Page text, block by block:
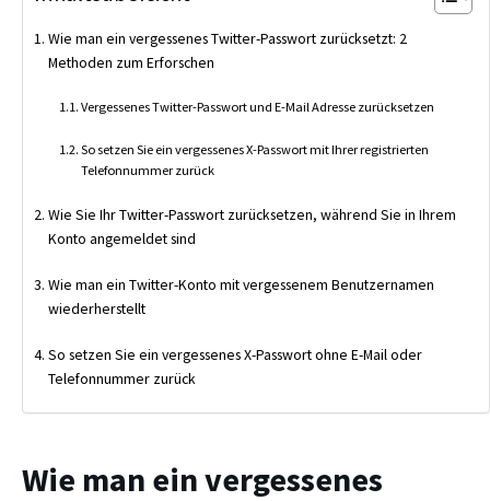
Wie man ein vergessenes Twitter-Passwort zurücksetzt: 2
Methoden zum Erforschen
Vergessenes Twitter-Passwort und E-Mail Adresse zurücksetzen
So setzen Sie ein vergessenes X-Passwort mit Ihrer registrierten
Telefonnummer zurück
Wie Sie Ihr Twitter-Passwort zurücksetzen, während Sie in Ihrem
Konto angemeldet sind
Wie man ein Twitter-Konto mit vergessenem Benutzernamen
wiederherstellt
So setzen Sie ein vergessenes X-Passwort ohne E-Mail oder
Telefonnummer zurück
Wie man ein vergessenes